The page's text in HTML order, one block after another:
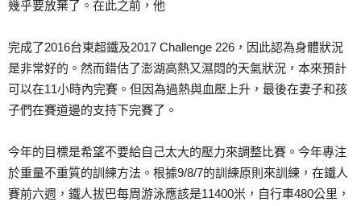
幾乎要放棄了。在此之前，他
完成了2016台東超鐵及2017 Challenge 226，因此認為身體狀況
是非常好的。然而錯估了澎湖高熱又濕悶的天氣狀況，本來預計
可以在11小時內完賽。但因為過熱與血壓上升，最後在妻子和孩
子們在賽道邊的支持下完賽了。
今年的目標是希望不要給自己太大的壓力來調整比賽。今年專注
於重量不重質的訓練方法。根據9/8/7的訓練原則來訓練，在鐵人
賽前六週，鐵人拔巴每周游泳應該是11400米，自行車480公里，